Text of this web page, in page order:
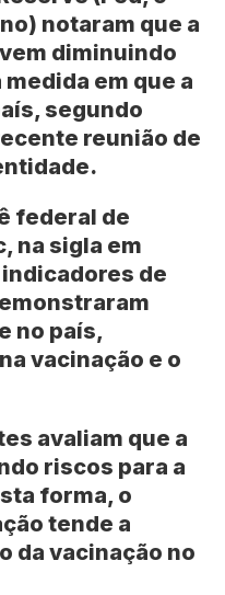
notaram que a
diminuindo
em que a
segundo
reunião de
federal de
na sigla em
de
no país,
vacinação e o
avaliam que a
riscos para a
forma, o
tende a
da vacinação no